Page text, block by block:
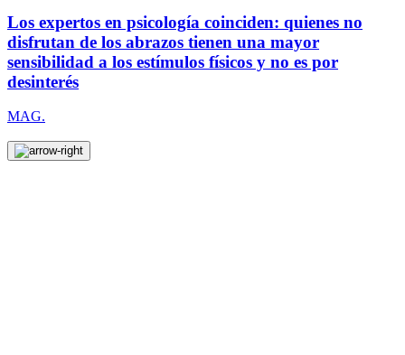
Los expertos en psicología coinciden: quienes no
disfrutan de los abrazos tienen una mayor
sensibilidad a los estímulos físicos y no es por
desinterés
MAG.